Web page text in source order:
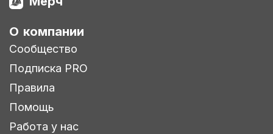
О компании
Сообщество
Подписка PRO
Правила
Помощь
Работа у нас